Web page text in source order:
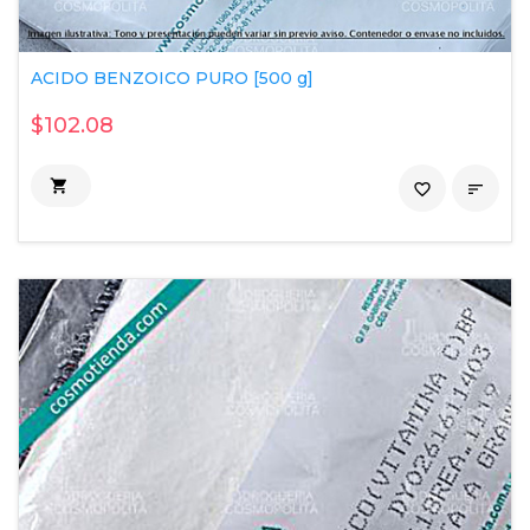
ACIDO BENZOICO PURO [500 g]
$102.08
 
favorite_border